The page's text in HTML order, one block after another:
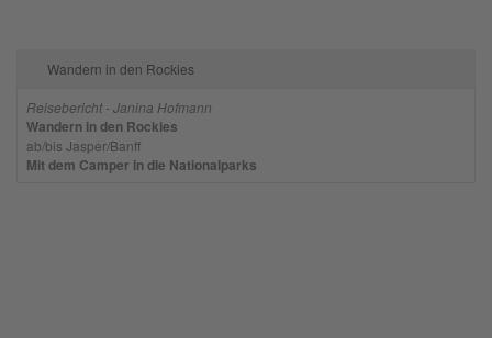
Wandern in den Rockies
Reisebericht - Janina Hofmann
Wandern in den Rockies
ab/bis Jasper/Banff
Mit dem Camper in die Nationalparks